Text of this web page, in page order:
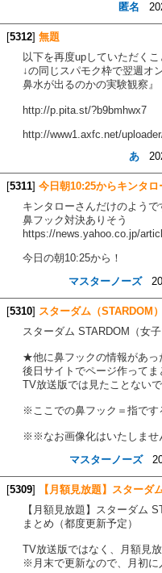
匿名
[5312] 無題
以下を再度upしていただく
↓の同じスパモク枠で翌週オ
鼻水が出るのかの実験観察』
http://p.pita.st/?b9bmhwx7
http://www1.axfc.net/
あ
[5311] 今日朝10:25からキンタロ
キンタローさんだけのようで
鼻フック対決ありそう
https://news.yahoo.co.jp/
今日の朝10:25から！
マスターノーズ
[5310] スターダム（STARDOM
スターダム STARDOM（女
★他に鼻フックの情報があっ
後日サイトでページ作ってま
TV放送版では見たことない
※ここでの鼻フック＝指です
※※なお画像化はいたしませ
マスターノーズ
[5309]
【月額見放題】スター
【月額見放題】スターダム
まとめ（都度更新予定）
TV放送版ではなく、月額見
※月末で更新なので、月初に